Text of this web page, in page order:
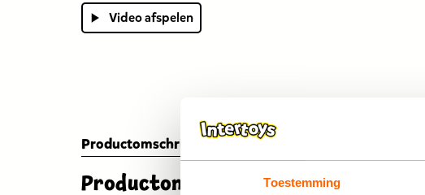
Toestemming
Video afspelen
ProductomschrijvingSpecificaties
Productomschrijving